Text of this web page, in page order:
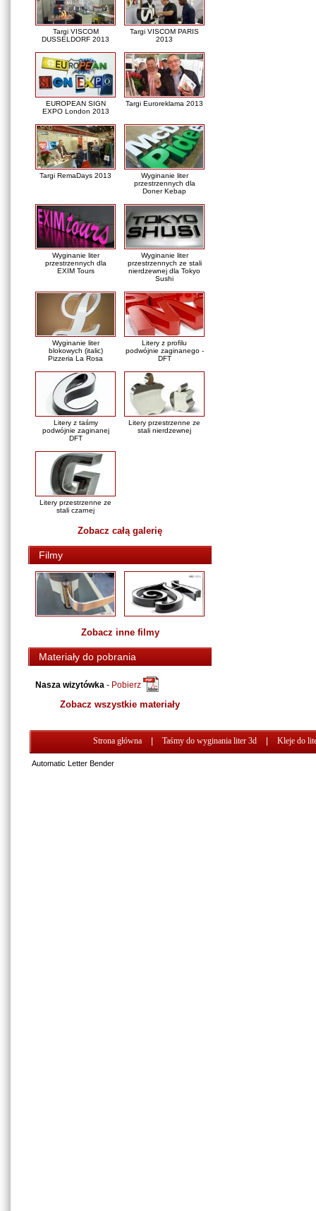
Targi VISCOM
DUSSELDORF 2013
Targi VISCOM PARIS
2013
EUROPEAN SIGN
EXPO London 2013
Targi Euroreklama 2013
Targi RemaDays 2013
Wyginanie liter
przestrzennych dla
Doner Kebap
Wyginanie liter
przestrzennych dla
EXIM Tours
Wyginanie liter
przestrzennych ze stali
nierdzewnej dla Tokyo
Sushi
Wyginanie liter
blokowych (italic)
Pizzeria La Rosa
Litery z profilu
podwójnie zaginanego -
DFT
Litery z taśmy
podwójnie zaginanej
DFT
Litery przestrzenne ze
stali nierdzewnej
Litery przestrzenne ze
stali czarnej
Zobacz całą galerię
Filmy
Zobacz inne filmy
Materiały do pobrania
Nasza wizytówka - Pobierz
Zobacz wszystkie materiały
Strona główna Taśmy do wyginania liter 3d Kleje do
Automatic Letter Bender